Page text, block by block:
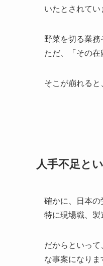
いたとされてい
野菜を切る業務
ただ、「その在
そこが崩れると
人手不足と
確かに、日本の
特に現場職、製
だからといっ
な事案になりま